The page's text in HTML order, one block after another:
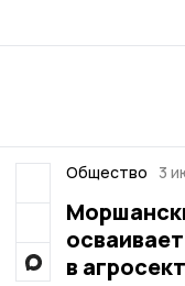
Общество 3
в